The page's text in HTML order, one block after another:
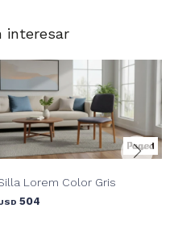
interesar
Lorem Color Gris
504